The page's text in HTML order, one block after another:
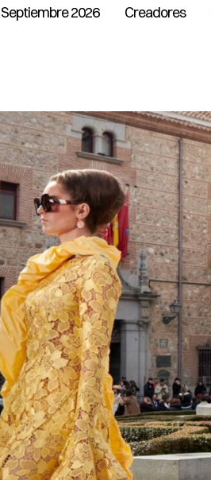
Septiembre 2026 Creadores